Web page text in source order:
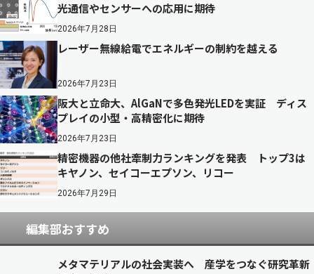
光通信やセンサーへの応用に期待
2026年7月28日
レーザー無線給電でエネルギーの制約を越える
2026年7月23日
阪大と立命大、AlGaNで多色発光LEDを実証 ディス
プレイの小型・高精密化に期待
2026年7月23日
精密機器の他社牽制力ランキングを発表 トップ3は
キヤノン、セイコーエプソン、リコー
2026年7月29日
編集部おすすめ
メタマテリアルの社会実装へ 産学をつなぐ研究革新